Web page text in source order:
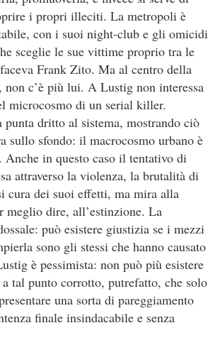
i propri illeciti. La metropoli è
con i suoi night-club e gli omicidi
sceglie le sue vittime proprio tra le
Frank Zito. Ma al centro della
non c’è più lui. A Lustig non interessa
microcosmo di un serial killer.
punta dritto al sistema, mostrando ciò
sullo sfondo: il macrocosmo urbano è
Anche in questo caso il tentativo di
attraverso la violenza, la brutalità di
cura dei suoi effetti, ma mira alla
meglio dire, all’estinzione. La
può esistere giustizia se i mezzi
sono gli stessi che hanno causato
è pessimista: non può più esistere
tal punto corrotto, putrefatto, che solo
una sorta di pareggiamento
finale insindacabile e senza